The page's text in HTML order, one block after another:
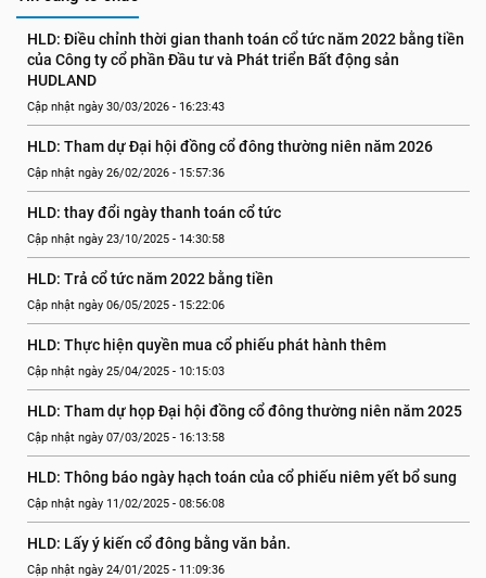
HLD: Điều chỉnh thời gian thanh toán cổ tức năm 2022 bằng tiền
của Công ty cổ phần Đầu tư và Phát triển Bất động sản
HUDLAND
Cập nhật ngày 30/03/2026 - 16:23:43
HLD: Tham dự Đại hội đồng cổ đông thường niên năm 2026
Cập nhật ngày 26/02/2026 - 15:57:36
HLD: thay đổi ngày thanh toán cổ tức
Cập nhật ngày 23/10/2025 - 14:30:58
HLD: Trả cổ tức năm 2022 bằng tiền
Cập nhật ngày 06/05/2025 - 15:22:06
HLD: Thực hiện quyền mua cổ phiếu phát hành thêm
Cập nhật ngày 25/04/2025 - 10:15:03
HLD: Tham dự họp Đại hội đồng cổ đông thường niên năm 2025
Cập nhật ngày 07/03/2025 - 16:13:58
HLD: Thông báo ngày hạch toán của cổ phiếu niêm yết bổ sung
Cập nhật ngày 11/02/2025 - 08:56:08
HLD: Lấy ý kiến cổ đông bằng văn bản.
Cập nhật ngày 24/01/2025 - 11:09:36